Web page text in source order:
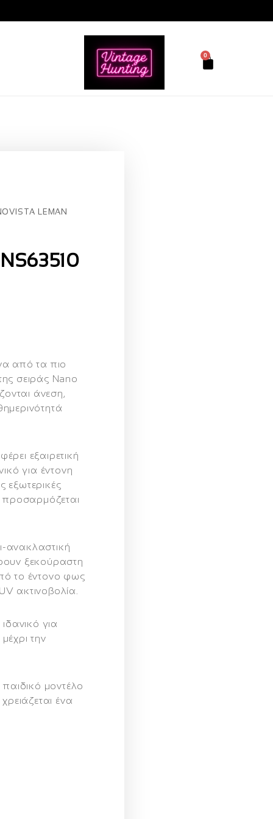
0
LEMAN
από τα πιο
σειράς Nano
άνεση,
εξαιρετική
για έντονη
εξωτερικές
προσαρμόζεται
ανακλαστική
ξεκούραστη
το έντονο φως
ακτινοβολία.
για
την
μοντέλο
ένα